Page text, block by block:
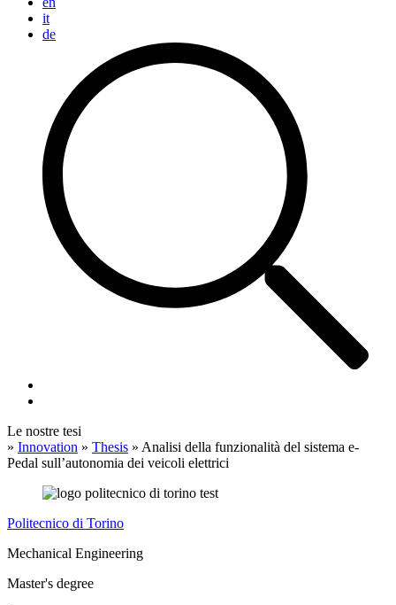
it
de
Le nostre tesi
» Innovation » Thesis » Analisi della funzionalità del sistema e-
Pedal sull’autonomia dei veicoli elettrici
Politecnico di Torino
Mechanical Engineering
Master's degree